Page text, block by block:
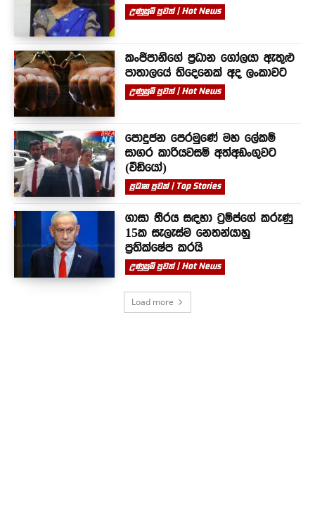
උණුසුම් පුවත් | Hot News
කංජිපානිගේ ප්‍රධාන ගෝලයා ඇතුළු
පාතාලයේ තිදෙනෙක් අද ලංකාවට
උණුසුම් පුවත් | Hot News
පොදුජන පෙරමුණේ මහ ලේකම්
සාගර කාරියවසම් අත්අඩංගුවට
(වීඩියෝ)
ප්‍රධාන පුවත් | Top Stories
ගාසා තීරය සඳහා ට්‍රම්ප්ගේ කරුණු
15ක සැලැස්ම නෙතන්යාහු
ප්‍රතික්ෂේප කරයි
උණුසුම් පුවත් | Hot News
Load more